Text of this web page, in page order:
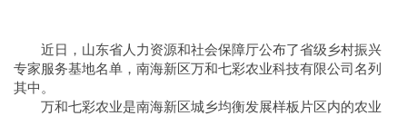
近日，山东省人力资源和社会保障厅公布了省级乡村振兴
专家服务基地名单，南海新区万和七彩农业科技有限公司名列
其中。
万和七彩农业是南海新区城乡均衡发展样板片区内的农业